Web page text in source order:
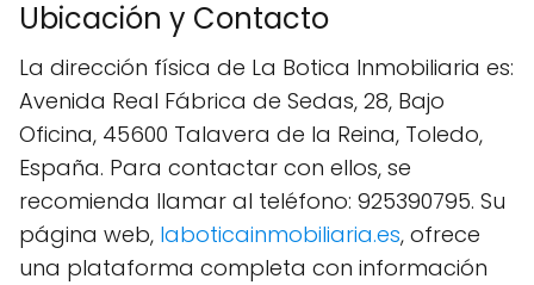
Ubicación y Contacto
La dirección física de La Botica Inmobiliaria es:
Avenida Real Fábrica de Sedas, 28, Bajo
Oficina, 45600 Talavera de la Reina, Toledo,
España. Para contactar con ellos, se
recomienda llamar al teléfono: 925390795. Su
página web, laboticainmobiliaria.es, ofrece
una plataforma completa con información